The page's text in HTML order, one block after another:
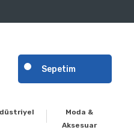
Sepetim
Moda &
Aksesuar